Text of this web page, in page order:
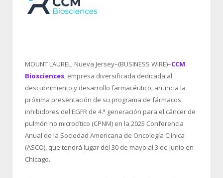
MOUNT LAUREL, Nueva Jersey–(BUSINESS WIRE)–CCM
Biosciences, empresa diversificada dedicada al
descubrimiento y desarrollo farmacéutico, anuncia la
próxima presentación de su programa de fármacos
inhibidores del EGFR de 4.ª generación para el cáncer de
pulmón no microcítico (CPNM) en la 2025 Conferencia
Anual de la Sociedad Americana de Oncología Clínica
(ASCO), que tendrá lugar del 30 de mayo al 3 de junio en
Chicago.